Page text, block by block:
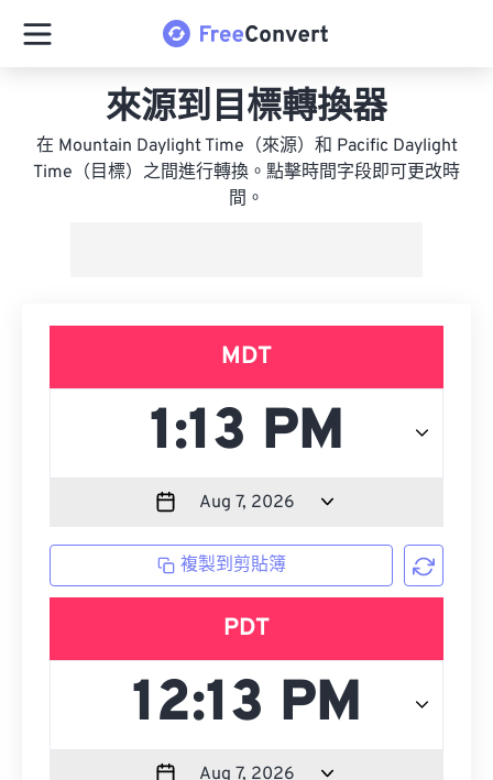
來源到目標轉換器
在 Mountain Daylight Time（來源）和 Pacific Daylight
Time（目標）之間進行轉換。點擊時間字段即可更改時
間。
MDT
複製到剪貼簿
PDT